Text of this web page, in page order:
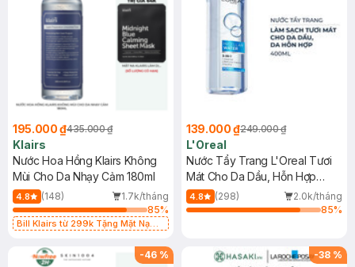
195.000 ₫435.000 ₫
Klairs
Nước Hoa Hồng Klairs Không
Mùi Cho Da Nhạy Cảm 180ml
4.8 (148)
1.7k/tháng
85%
Bill Klairs từ 299k Tặng Mặt Nạ
25ml (SL Có Hạn)
139.000 ₫249.000 ₫
L'Oreal
Nước Tẩy Trang L'Oreal Tươi
Mát Cho Da Dầu, Hỗn Hợp
400ml
4.8 (298)
2.0k/tháng
85%
-46 % -38 %